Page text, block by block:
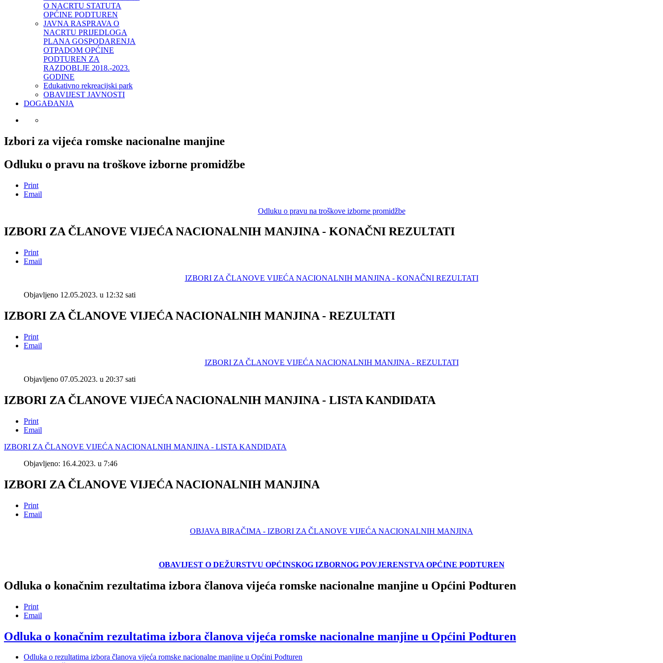
O NACRTU STATUTA
OPĆINE PODTUREN
JAVNA RASPRAVA O
NACRTU PRIJEDLOGA
PLANA GOSPODARENJA
OTPADOM OPĆINE
PODTUREN ZA
RAZDOBLJE 2018.-2023.
GODINE
Edukativno rekreacijski park
OBAVIJEST JAVNOSTI
DOGAĐANJA
Izbori za vijeća romske nacionalne manjine
Odluku o pravu na troškove izborne promidžbe
Print
Email
Odluku o pravu na troškove izborne promidžbe
IZBORI ZA ČLANOVE VIJEĆA NACIONALNIH MANJINA - KONAČNI REZULTATI
Print
Email
IZBORI ZA ČLANOVE VIJEĆA NACIONALNIH MANJINA - KONAČNI REZULTATI
Objavljeno 12.05.2023. u 12:32 sati
IZBORI ZA ČLANOVE VIJEĆA NACIONALNIH MANJINA - REZULTATI
Print
Email
IZBORI ZA ČLANOVE VIJEĆA NACIONALNIH MANJINA - REZULTATI
Objavljeno 07.05.2023. u 20:37 sati
IZBORI ZA ČLANOVE VIJEĆA NACIONALNIH MANJINA - LISTA KANDIDATA
Print
Email
IZBORI ZA ČLANOVE VIJEĆA NACIONALNIH MANJINA - LISTA KANDIDATA
Objavljeno: 16.4.2023. u 7:46
IZBORI ZA ČLANOVE VIJEĆA NACIONALNIH MANJINA
Print
Email
OBJAVA BIRAČIMA - IZBORI ZA ČLANOVE VIJEĆA NACIONALNIH MANJINA
OBAVIJEST O DEŽURSTVU OPĆINSKOG IZBORNOG POVJERENSTVA OPĆINE PODTUREN
Odluka o konačnim rezultatima izbora članova vijeća romske nacionalne manjine u Općini Podturen
Print
Email
Odluka o konačnim rezultatima izbora članova vijeća romske nacionalne manjine u Općini Podturen
Odluka o rezultatima izbora članova vijeća romske nacionalne manjine u Općini Podturen